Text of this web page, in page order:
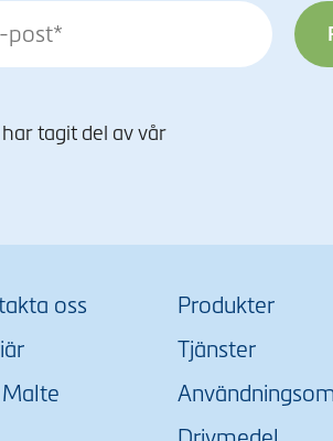
tagit del av vår
oss
Produkter
Tjänster